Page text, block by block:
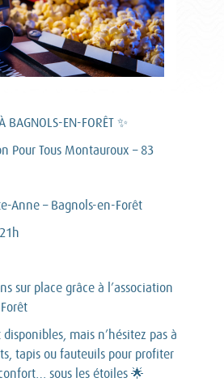
BAGNOLS-EN-FORÊT ✨
Pour Tous Montauroux – 83
Anne – Bagnols-en-Forêt
sur place grâce à l’association
mais n’hésitez pas à
tapis ou fauteuils pour profiter
sous les étoiles 🌟